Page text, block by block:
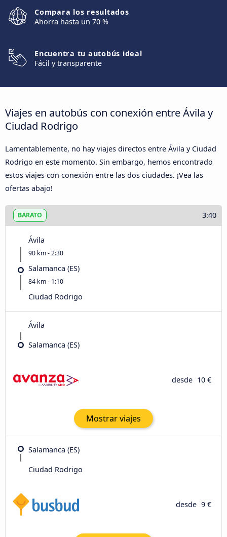
Compara los resultados
Ahorra hasta un 70 %
Encuentra tu autobús ideal
Fácil y transparente
Viajes en autobús con conexión entre Ávila‎ y
Ciudad Rodrigo
Lamentablemente, no hay viajes directos entre Ávila‎ y Ciudad
Rodrigo en este momento. Sin embargo, hemos encontrado
estos viajes con conexión entre las dos ciudades. ¡Vea las
ofertas abajo!
BARATO 3:40
Ávila‎
90 km - 2:30
Salamanca (ES)
84 km - 1:10
Ciudad Rodrigo
Ávila‎
Salamanca (ES)
desde 10 €
Mostrar viajes
Salamanca (ES)
Ciudad Rodrigo
desde 9 €